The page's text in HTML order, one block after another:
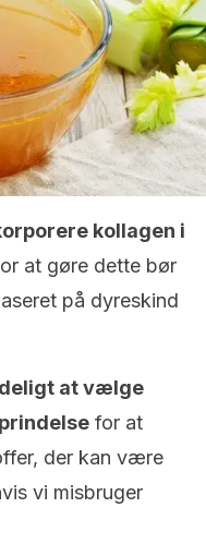
kollagen i
at gøre dette bør
på dyreskind
at vælge
for at
der kan være
vi misbruger